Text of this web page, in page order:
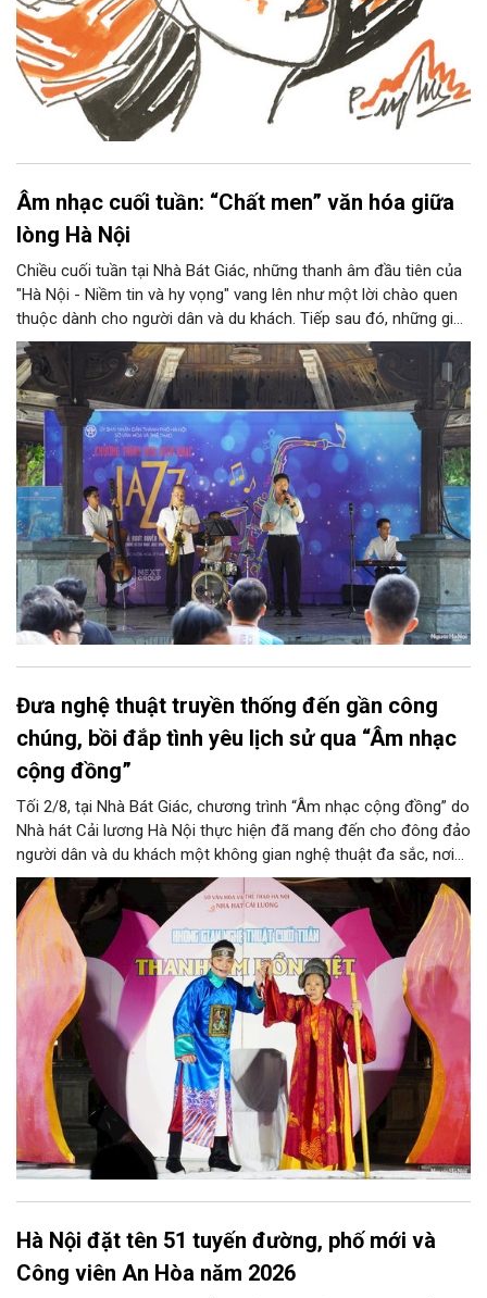
Âm nhạc cuối tuần: “Chất men” văn hóa giữa
lòng Hà Nội
Chiều cuối tuần tại Nhà Bát Giác, những thanh âm đầu tiên của
"Hà Nội - Niềm tin và hy vọng" vang lên như một lời chào quen
thuộc dành cho người dân và du khách. Tiếp sau đó, những giai
điệu jazz kinh điển của thế giới lần lượt cất lên qua phần biểu
diễn của NSƯT Quyền Văn Minh và các nghệ sĩ Bình Minh Jazz
Club, mở ra một không gian âm nhạc giàu cảm xúc ngay giữa
trung tâm Thủ đô.
Đưa nghệ thuật truyền thống đến gần công
chúng, bồi đắp tình yêu lịch sử qua “Âm nhạc
cộng đồng”
Tối 2/8, tại Nhà Bát Giác, chương trình “Âm nhạc cộng đồng” do
Nhà hát Cải lương Hà Nội thực hiện đã mang đến cho đông đảo
người dân và du khách một không gian nghệ thuật đa sắc, nơi
những làn điệu cải lương, ca cổ, tân cổ và các tiết mục múa
hòa quyện trong không gian của phố đi bộ hồ Hoàn Kiếm. Đặc
biệt, chương trình có sự giao lưu của các nghệ sĩ đến từ
phương Nam, góp phần tạo nên cuộc gặp gỡ nghệ thuật giàu
cảm xúc.
Hà Nội đặt tên 51 tuyến đường, phố mới và
Công viên An Hòa năm 2026